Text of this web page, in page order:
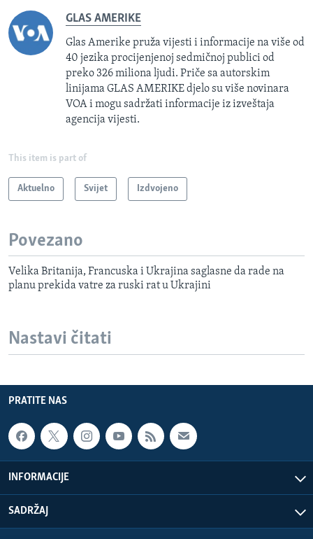
GLAS AMERIKE
Glas Amerike pruža vijesti i informacije na više od
40 jezika procijenjenoj sedmičnoj publici od
preko 326 miliona ljudi. Priče sa autorskim
linijama GLAS AMERIKE djelo su više novinara
VOA i mogu sadržati informacije iz izveštaja
agencija vijesti.
This item is part of
Aktuelno Svijet Izdvojeno
Povezano
Velika Britanija, Francuska i Ukrajina saglasne da rade na
planu prekida vatre za ruski rat u Ukrajini
Nastavi čitati
PRATITE NAS
INFORMACIJE
SADRŽAJ